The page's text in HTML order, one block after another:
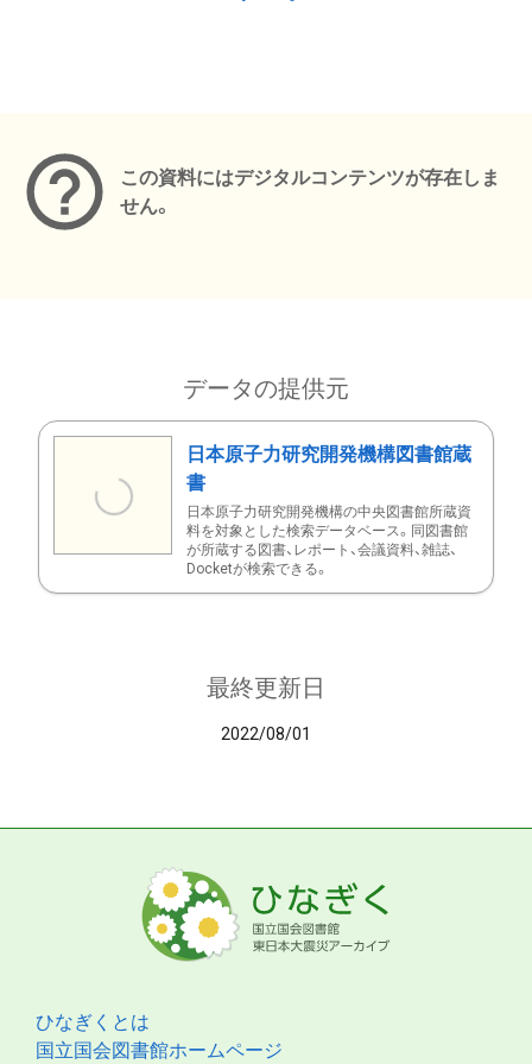
この資料にはデジタルコンテンツが存在しま
せん。
データの提供元
日本原子力研究開発機構図書館蔵
書
日本原子力研究開発機構の中央図書館所蔵資
料を対象とした検索データベース。同図書館
が所蔵する図書、レポート、会議資料、雑誌、
Docketが検索できる。
最終更新日
2022/08/01
ひなぎくとは
国立国会図書館ホームページ